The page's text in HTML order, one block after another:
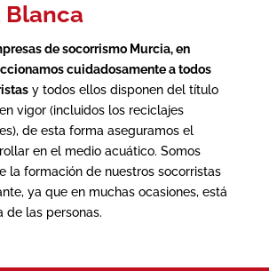
Blanca
de socorrismo Murcia, en
cuidadosamente a todos
y todos ellos disponen del título
vigor (incluidos los reciclajes
de esta forma aseguramos el
en el medio acuático. Somos
la formación de nuestros socorristas
ya que en muchas ocasiones, está
de las personas.